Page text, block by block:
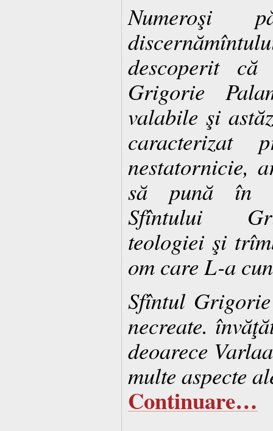
Numeroşi
descoperit că
Grigorie
valabile şi
caracterizat
nestatornicie,
să pună în
Sfîntului
teologiei şi
om care L-a
Sfîntul
necreate.
deoarece
multe aspecte
Continuare…